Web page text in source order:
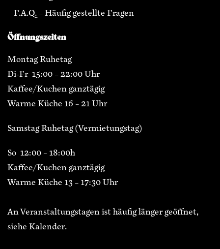
F.A.Q. – Häufig gestellte Fragen
Öffnungszeiten
Montag Ruhetag
Di-Fr 15:00 – 22:00 Uhr
Kaffee/Kuchen ganztägig
Warme Küche 16 – 21 Uhr
Samstag Ruhetag (Vermietungstag)
So 12:00 – 18:00h
Kaffee/Kuchen ganztägig
Warme Küche 13 – 17:30 Uhr
An Veranstaltungstagen ist häufig länger geöffnet,
siehe Kalender.